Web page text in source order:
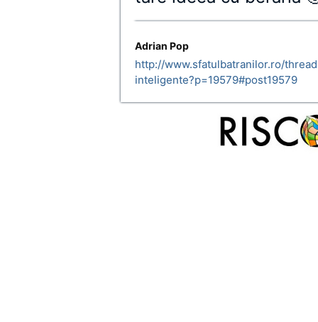
Adrian Pop
http://www.sfatulbatranilor.ro/
inteligente?p=19579#post19579